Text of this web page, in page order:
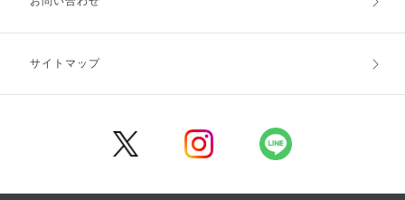
キャンセル・返品・交換
サイトマップ